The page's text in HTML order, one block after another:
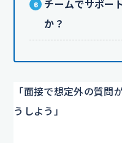
チームでサポー
か？
「面接で想定外の質問
うしよう」